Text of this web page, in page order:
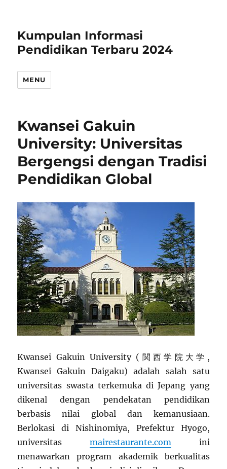
Kumpulan Informasi
Pendidikan Terbaru 2024
MENU
Kwansei Gakuin
University: Universitas
Bergengsi dengan Tradisi
Pendidikan Global
Kwansei Gakuin University (関西学院大学,
Kwansei Gakuin Daigaku) adalah salah satu
universitas swasta terkemuka di Jepang yang
dikenal dengan pendekatan pendidikan
berbasis nilai global dan kemanusiaan.
Berlokasi di Nishinomiya, Prefektur Hyogo,
universitas mairestaurante.com ini
menawarkan program akademik berkualitas